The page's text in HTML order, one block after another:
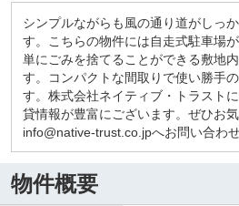
シンプルながらも風の通り道がしっ
す。こちらの物件には自走式駐車場
単にごみを捨てることができる敷地
す。コンパクトな間取りで使い勝手
す。株式会社ネイティブ・トラスト
貸情報が豊富にございます。ぜひお
info@native-trust.co.jpへお問い合わせ
物件概要